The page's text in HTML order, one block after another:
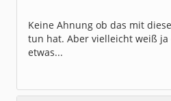
Keine Ahnung ob das mit
tun hat. Aber vielleicht weiß
etwas...